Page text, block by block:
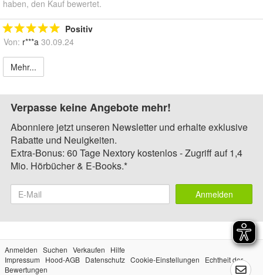
haben, den Kauf bewertet.
Positiv
Von: r***a 30.09.24
Mehr...
Verpasse keine Angebote mehr!
Abonniere jetzt unseren Newsletter und erhalte exklusive
Rabatte und Neuigkeiten.
Extra-Bonus: 60 Tage Nextory kostenlos - Zugriff auf 1,4
Mio. Hörbücher & E-Books.*
Anmelden
Anmelden Suchen Verkaufen
Hilfe
Impressum
Hood-AGB Datenschutz Cookie-Einstellungen
Echtheit der
Bewertungen